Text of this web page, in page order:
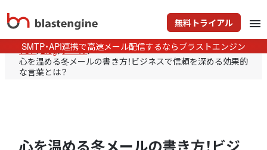
無料トライアル menu
SMTP・API連携で高速メール配信するならブラストエンジン
TOP>Blog>メール>
心を温める冬メールの書き方！ビジネスで信頼を深める効果的
な言葉とは？
心を温める冬メールの書き方！ビジ